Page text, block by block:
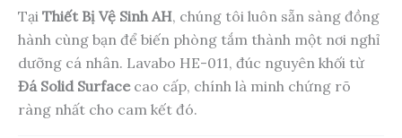
Tại Thiết Bị Vệ Sinh AH, chúng tôi luôn sẵn sàng đồng
hành cùng bạn để biến phòng tắm thành một nơi nghỉ
dưỡng cá nhân. Lavabo HE-011, đúc nguyên khối từ
Đá Solid Surfacecao cấp, chính là minh chứng rõ
ràng nhất cho cam kết đó.